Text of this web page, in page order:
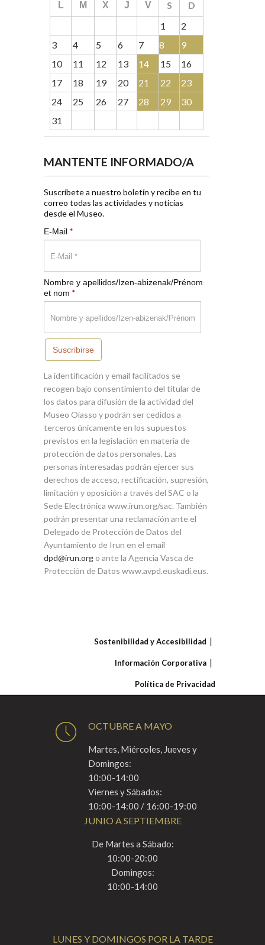
L M X J V S
D
1
2
3
4 5 6 7 8
9
10
11 12 13 14 15
16
17
18 19 20 21 22
23
24
25 26 27 28 29
30
31
MANTENTE INFORMADO/A
Suscríbete a nuestro boletín y recibe en tu
correo todas las actividades y noticias
desde el Museo.
E-Mail *
Nombre y apellidos/Izen-abizenak/Prénom
et nom *
Suscribirse
La identificación y email facilitados se
recogen bajo consentimiento del titular de
los datos para difusión de la actividad del
Museo Oiasso y podrán ser cedidos a
terceros únicamente en los supuestos
previstos en la legislación en materia de
protección de datos personales. Las
personas interesadas podrán ejercer sus
derechos de acceso, rectificación, supresión,
limitación y oposición a través del SAC o la
Sede Electrónica www.irun.org/sac. También
podrán presentar una reclamación ante el
Delegado de Protección de Datos del
Ayuntamiento de Irun en el email
dpd@irun.org o ante la Agencia Vasca de
Protección de Datos www.avpd.euskadi.eus.
Sostenibilidad y Accesibilidad
Información Corporativa
Política de Privacidad
OCTUBRE A MAYO
Martes, Miércoles, Jueves y
Domingos:
10:00-14:00
Viernes y Sábados:
10:00-14:00 / 16:00-19:00
JUNIO A SEPTIEMBRE
De Martes a Sábado:
10:00-20:00
Domingos:
10:00-14:00
LUNES Y DOMINGOS POR LA TARDE